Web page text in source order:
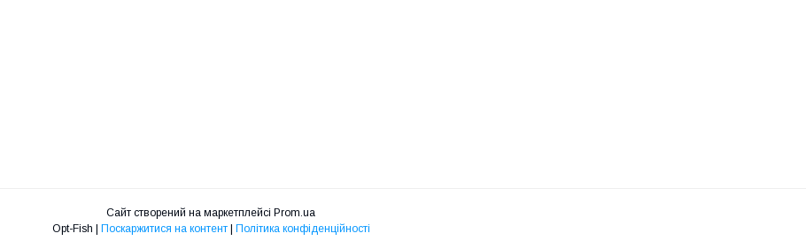
Сайт створений на маркетплейсі Prom.ua
Поскаржитися на контент Політика конфіденційності